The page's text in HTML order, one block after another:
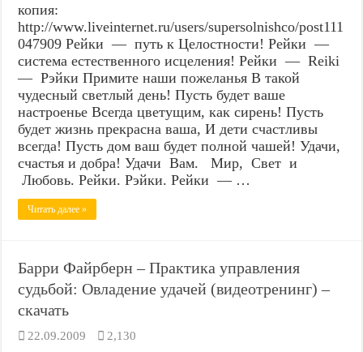
копия:
http://www.liveinternet.ru/users/supersolnishco/post111
047909 Рейки — путь к Целостности! Рейки —
система естественного исцеления! Рейки — Reiki
— Рэйки Примите наши пожеланья В такой
чудесный светлый день! Пусть будет ваше
настроенье Всегда цветущим, как сирень! Пусть
будет жизнь прекрасна ваша, И дети счастливы
всегда! Пусть дом ваш будет полной чашей! Удачи,
счастья и добра! Удачи Вам. Мир, Свет и
Любовь. Рейки. Рэйки. Рейки — …
Читать далее »
Барри Файрберн – Практика управления
судьбой: Овладение удачей (видеотренинг) –
скачать
22.09.2009 2,130